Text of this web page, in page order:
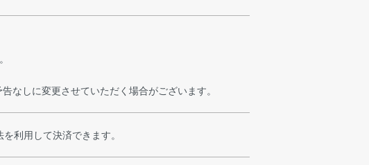
なしに変更させていただく場合がございます。
利用して決済できます。